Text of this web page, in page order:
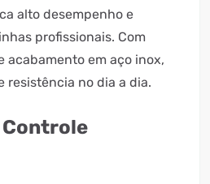
alto desempenho e
profissionais. Com
acabamento em aço inox,
resistência no dia a dia.